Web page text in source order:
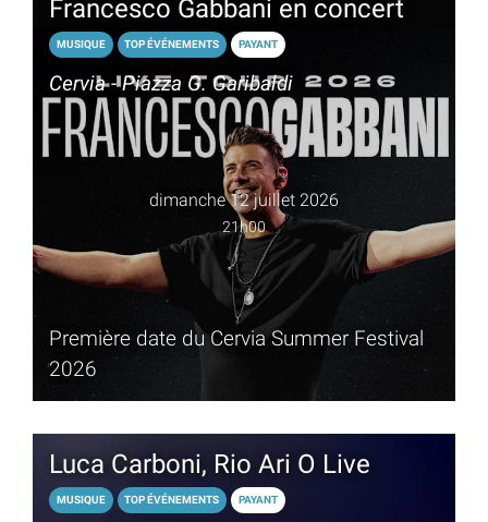
Francesco Gabbani en concert
MUSIQUE TOP ÉVÉNEMENTS PAYANT
Cervia - Piazza G. Garibaldi
dimanche 12 juillet 2026
21h00
Première date du Cervia Summer Festival
2026
Luca Carboni, Rio Ari O Live
MUSIQUE TOP ÉVÉNEMENTS PAYANT